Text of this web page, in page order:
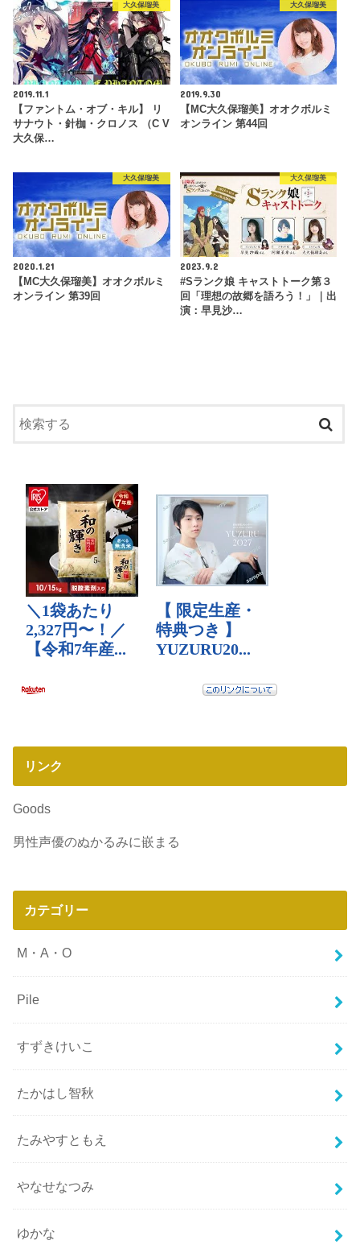
大久保瑠美
2019.11.1
【ファントム・オブ・キル】 リ
サナウト・針枷・クロノス （C V
大久保…
大久保瑠美
2019.9.30
【MC大久保瑠美】オオクボルミ
オンライン 第44回
大久保瑠美
2020.1.21
【MC大久保瑠美】オオクボルミ
オンライン 第39回
大久保瑠美
2023.9.2
#Sランク娘 キャストトーク第３
回「理想の故郷を語ろう！」｜出
演：早見沙…
リンク
Goods
男性声優のぬかるみに嵌まる
カテゴリー
M・A・O
Pile
すずきけいこ
たかはし智秋
たみやすともえ
やなせなつみ
ゆかな